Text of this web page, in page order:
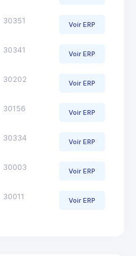
30351 Voir ERP
30341 Voir ERP
30202 Voir ERP
30156 Voir ERP
30334 Voir ERP
30003 Voir ERP
30011 Voir ERP